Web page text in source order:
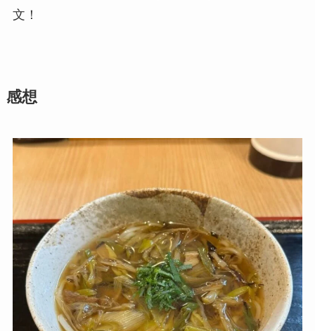
文！
感想